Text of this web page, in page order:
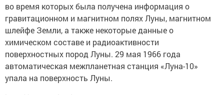
во время которых была получена информация о
гравитационном и магнитном полях Луны, магнитном
шлейфе Земли, а также некоторые данные о
химическом составе и радиоактивности
поверхностных пород Луны. 29 мая 1966 года
автоматическая межпланетная станция «Луна-10»
упала на поверхность Луны.